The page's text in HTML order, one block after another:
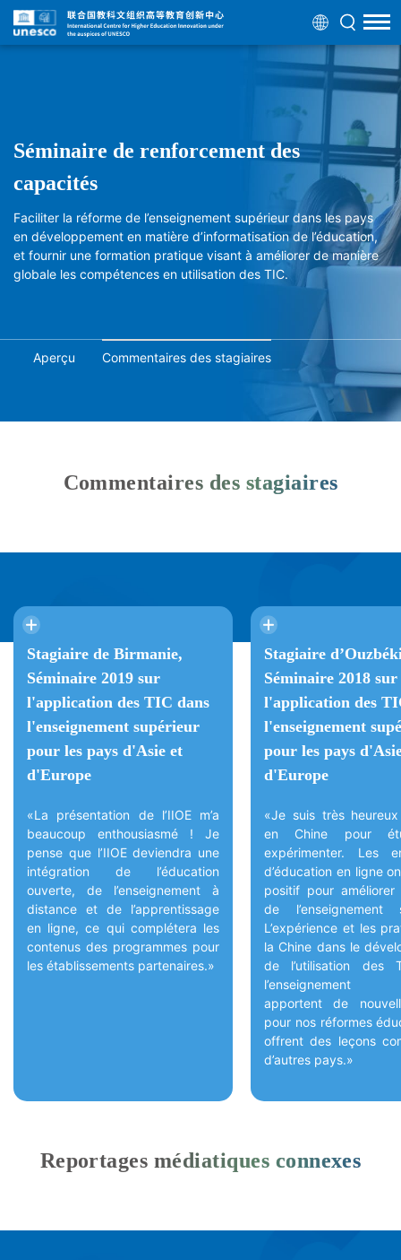
Séminaire de renforcement des
capacités
Faciliter la réforme de l’enseignement supérieur dans les pays
en développement en matière d’informatisation de l’éducation,
et fournir une formation pratique visant à améliorer de manière
globale les compétences en utilisation des TIC.
Aperçu Commentaires des stagiaires
Commentaires des stagiaires
Stagiaire de Birmanie,
Séminaire 2019 sur
l'application des TIC dans
l'enseignement supérieur
pour les pays d'Asie et
d'Europe
«La présentation de l’IIOE m’a
beaucoup enthousiasmé ! Je
pense que l’IIOE deviendra une
intégration de l’éducation
ouverte, de l’enseignement à
distance et de l’apprentissage
en ligne, ce qui complétera les
contenus des programmes pour
les établissements partenaires.»
Stagiaire
Séminaire 2018 sur
l'application des
l'enseignement
pour les pays
d'Europe
«Je suis très
en Chine pour
expérimenter. Les
d’éducation en ligne
positif pour améliorer
de l’enseignement
L’expérience et les
la Chine dans le
de l’utilisation des
l’enseignement
apportent de
pour nos réformes
offrent des leçons
d’autres pays.»
Reportages médiatiques connexes